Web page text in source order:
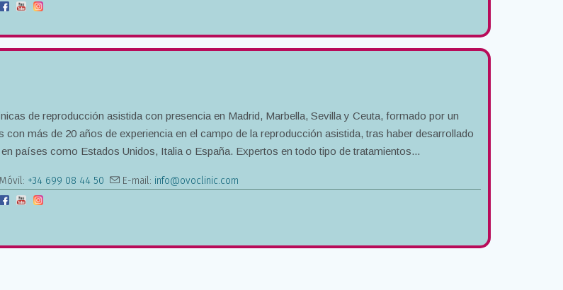
de reproducción asistida con presencia en Madrid, Marbella, Sevilla y Ceuta, formado por un
con más de 20 años de experiencia en el campo de la reproducción asistida, tras haber desarrollado
países como Estados Unidos, Italia o España. Expertos en todo tipo de tratamientos...
Móvil: +34 699 08 44 50 E-mail: info@ovoclinic.com